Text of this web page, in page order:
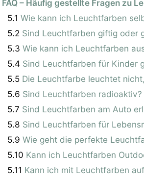
FAQ – Häufig gestellte Fragen zu
5.1 Wie kann ich Leuchtfarben
5.2 Sind Leuchtfarben giftig oder
5.3 Wie kann ich Leuchtfarben
5.4 Sind Leuchtfarben für Kinder
5.5Die Leuchtfarbe leuchtet
5.6 Sind Leuchtfarben radioaktiv?
5.7 Sind Leuchtfarben am Auto
5.8 Sind Leuchtfarben für
5.9 Wie geht die perfekte
5.10 Kann ich Leuchtfarben
5.11 Kann ich mit Leuchtfarben